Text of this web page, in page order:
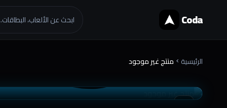
Coda ابحث عن الألعاب،
الرئيسية chevron_right منتج غير موجود